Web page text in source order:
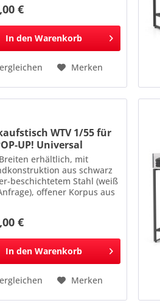
Maße: 548 x 930 x 550
€
In den Warenkorb
Merken
WTV 1/55 für
UP! Universal
erhältlich, mit
aus schwarz
beschichtetem Stahl (weiß
offener Korpus aus
€
In den Warenkorb
Merken